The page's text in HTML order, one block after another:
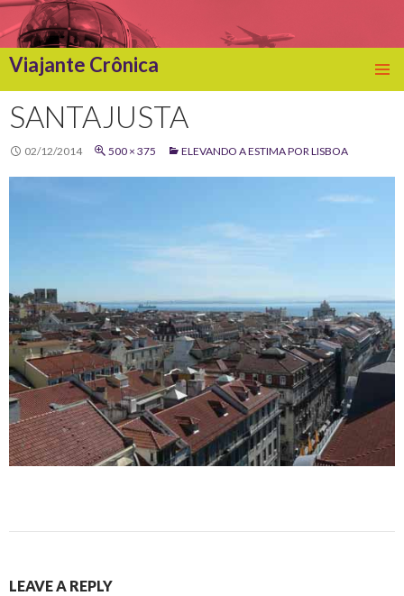
Viajante Crônica
TO
CONTENT
SANTAJUSTA
02/12/2014 500 × 375 ELEVANDO A ESTIMA POR LISBOA
LEAVE A REPLY